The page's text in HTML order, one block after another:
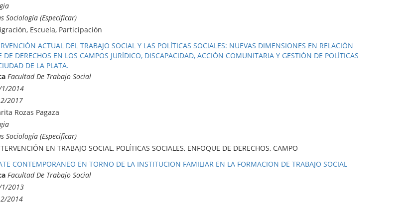
Sociología (Especificar)
Escuela, Participación
ACTUAL DEL TRABAJO SOCIAL Y LAS POLÍTICAS SOCIALES: NUEVAS DIMENSIONES EN RELACIÓN
DE DERECHOS EN LOS CAMPOS JURÍDICO, DISCAPACIDAD, ACCIÓN COMUNITARIA Y GESTIÓN DE POLÍTICAS
DE LA PLATA.
Facultad De Trabajo Social
1/2014
2017
Rozas Pagaza
Sociología (Especificar)
EN TRABAJO SOCIAL, POLÍTICAS SOCIALES, ENFOQUE DE DERECHOS, CAMPO
CONTEMPORANEO EN TORNO DE LA INSTITUCION FAMILIAR EN LA FORMACION DE TRABAJO SOCIAL
Facultad De Trabajo Social
1/2013
2014